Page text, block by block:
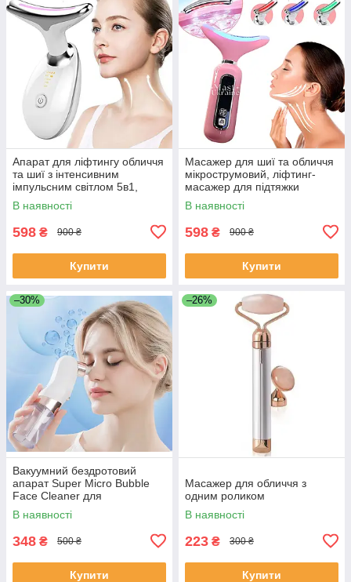
Апарат для ліфтингу обличчя
та шиї з інтенсивним
імпульсним світлом 5в1,
мікрострумовий масажер
Білий ES-1081-White
В наявності
598 ₴ 900 ₴
Купити
Масажер для шиї та обличчя
мікрострумовий, ліфтинг-
масажер для підтяжки
обличчя Рожевий XH-010-
Pink
В наявності
598 ₴ 900 ₴
Купити
–30%
Вакуумний бездротовий
апарат Super Micro Bubble
Face Cleaner для
гідроочищення шкіри та пор
SS-55
В наявності
348 ₴ 500 ₴
Купити
–26%
Масажер для обличчя з
одним роликом
В наявності
223 ₴ 300 ₴
Купити